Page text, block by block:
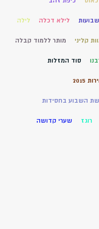
לילא דכלה לילה
קליני מותר ללמוד קבלה
סוד המזלות
השבוע בחסידות
רוגז שערי קדושה